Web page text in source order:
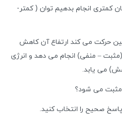
کمتری انجام بدهیم توان ( کمتر-
حرکت می کند ارتفاع آن کاهش
– منفی) انجام می دهد و انرژی
می یابد.